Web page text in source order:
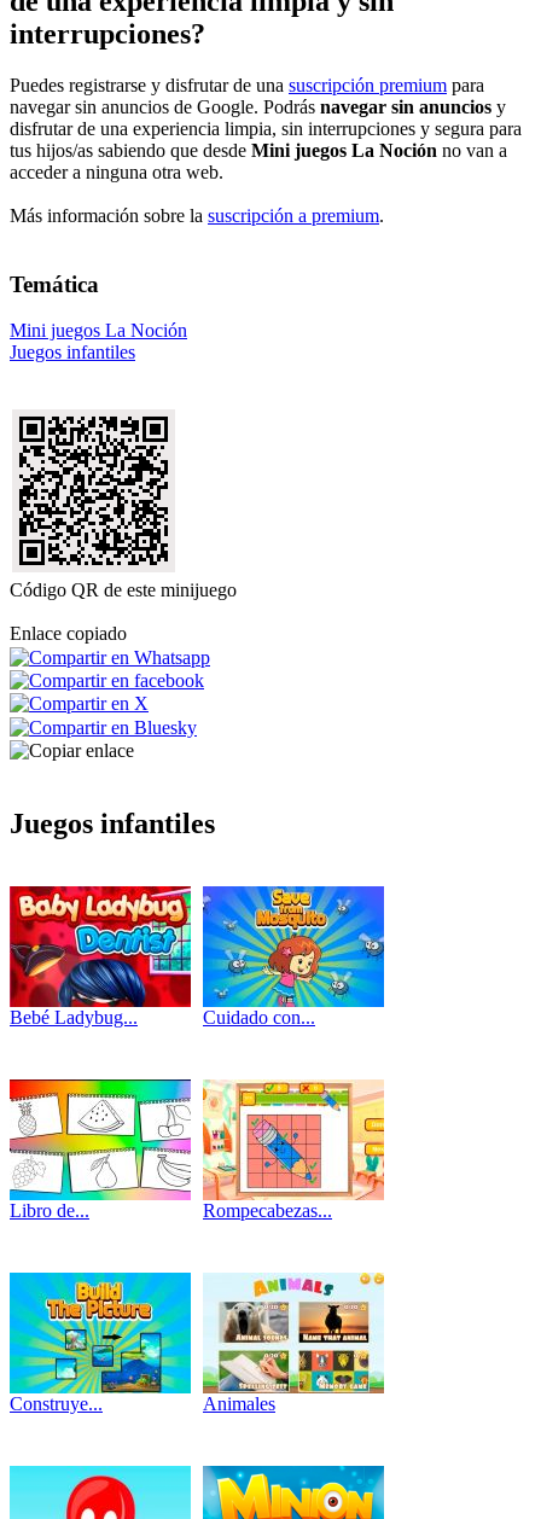
interrupciones?
Puedes registrarse y disfrutar de una suscripción premium para
navegar sin anuncios de Google. Podrás navegar sin anuncios y
disfrutar de una experiencia limpia, sin interrupciones y segura para
tus hijos/as sabiendo que desde Mini juegos La Noción no van a
acceder a ninguna otra web.
Más información sobre la suscripción a premium.
Temática
Mini juegos La Noción
Juegos infantiles
Código QR de este minijuego
Enlace copiado
Juegos infantiles
Bebé Ladybug... Cuidado con...
Libro de... Rompecabezas...
Construye... Animales